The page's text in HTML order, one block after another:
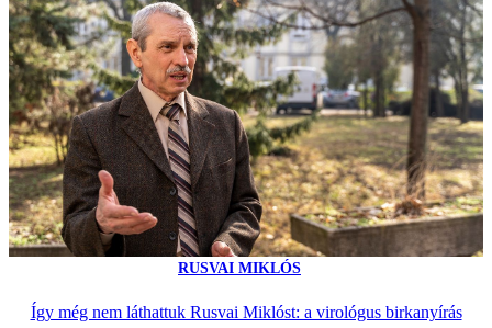
RUSVAI MIKLÓS
Így még nem láthattuk Rusvai Miklóst: a virológus birkanyírás